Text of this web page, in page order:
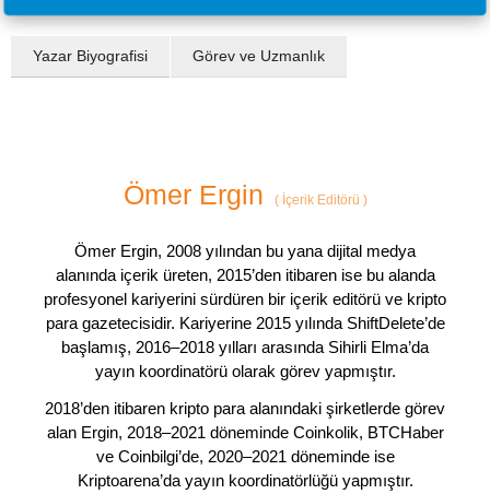
Yazar Biyografisi Görev ve Uzmanlık
Ömer Ergin (İçerik Editörü )
Ömer Ergin, 2008 yılından bu yana dijital medya
alanında içerik üreten, 2015’den itibaren ise bu alanda
profesyonel kariyerini sürdüren bir içerik editörü ve kripto
para gazetecisidir. Kariyerine 2015 yılında ShiftDelete’de
başlamış, 2016–2018 yılları arasında Sihirli Elma’da
yayın koordinatörü olarak görev yapmıştır.
2018’den itibaren kripto para alanındaki şirketlerde görev
alan Ergin, 2018–2021 döneminde Coinkolik, BTCHaber
ve Coinbilgi’de, 2020–2021 döneminde ise
Kriptoarena’da yayın koordinatörlüğü yapmıştır.